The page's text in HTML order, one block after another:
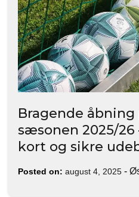
Bragende åbning
sæsonen 2025/
kort og sikre
Posted on: august 4, 2025 -